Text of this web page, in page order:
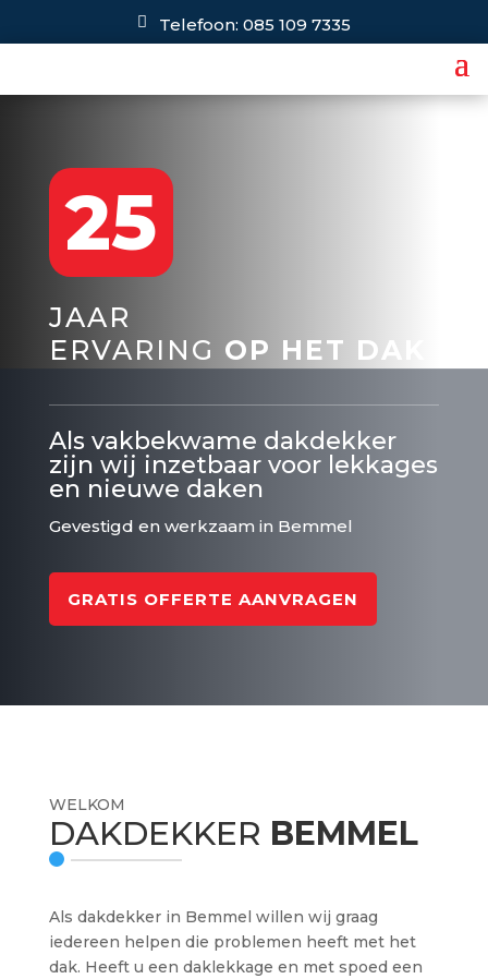
Telefoon: 085 109 7335
25
JAAR
ERVARING OP HET DAK
Als vakbekwame dakdekker
zijn wij inzetbaar voor lekkages
en nieuwe daken
Gevestigd en werkzaam in Bemmel
GRATIS OFFERTE AANVRAGEN
WELKOM
DAKDEKKER BEMMEL
Als dakdekker in Bemmel willen wij graag
iedereen helpen die problemen heeft met het
dak. Heeft u een daklekkage en met spoed een